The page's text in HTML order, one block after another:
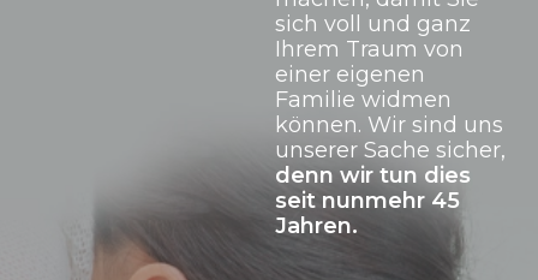
sich voll und ganz
Ihrem Traum von
einer eigenen
Familie widmen
können. Wir sind uns
unserer Sache sicher,
denn wir tun dies
seit nunmehr 45
Jahren.